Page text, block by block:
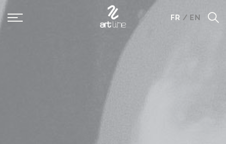
FR / EN
Panneau de gestion des cookies